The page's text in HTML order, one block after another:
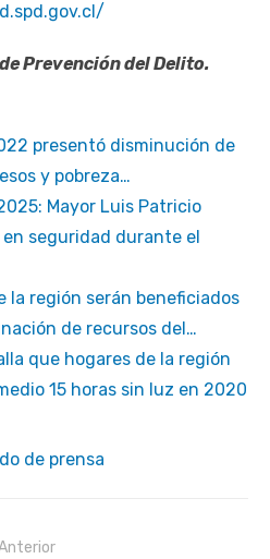
Prevención del Delito.
presentó disminución de
y pobreza…
Mayor Luis Patricio
seguridad durante el
la región serán beneficiados
de recursos del…
que hogares de la región
15 horas sin luz en 2020
de prensa